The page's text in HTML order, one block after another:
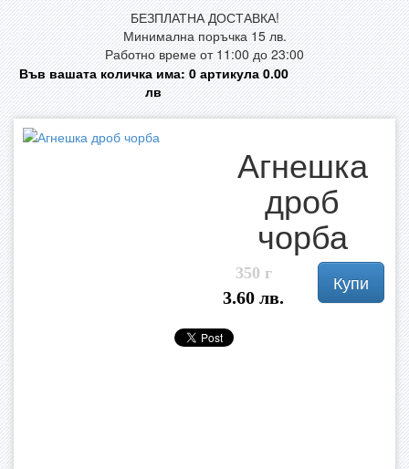
БЕЗПЛАТНА ДОСТАВКА!
Минимална поръчка 15 лв.
Работно време от 11:00 до 23:00
Във вашата количка има:0артикула0.00
лв
Агнешка
дроб
чорба
350 г
3.60 лв.
Купи